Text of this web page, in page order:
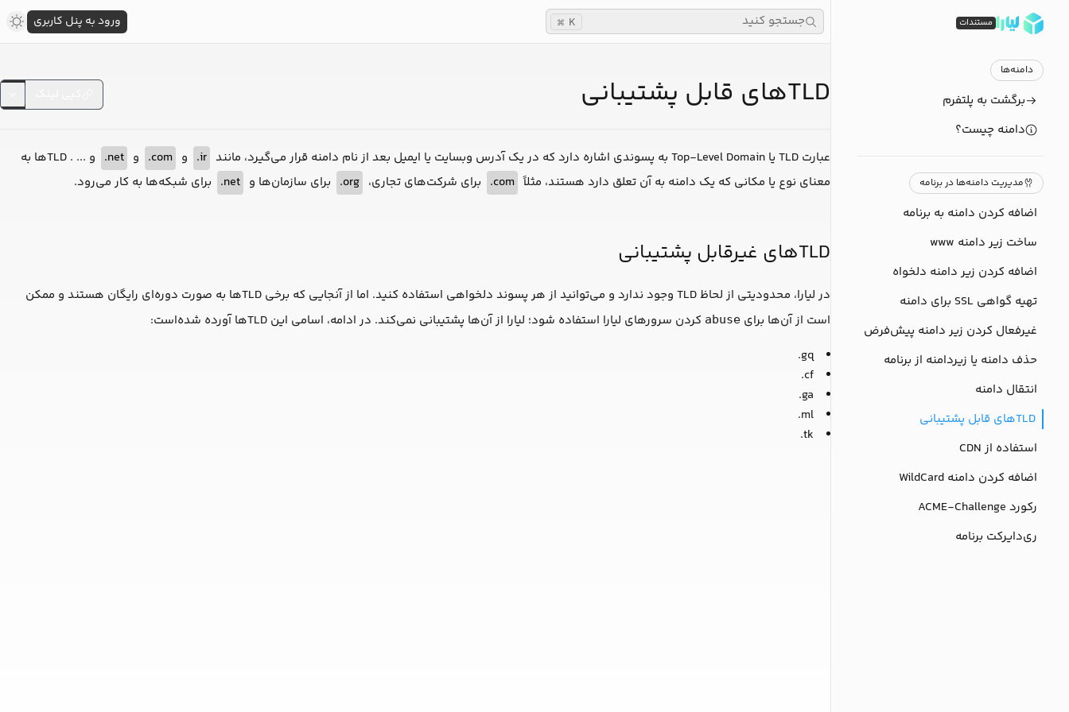
مستندات
دامنه‌ها
برگشت به پلتفرم
دامنه چیست؟
مدیریت دامنه‌ها در برنامه
اضافه کردن دامنه به برنامه
ساخت زیر دامنه www
اضافه کردن زیر دامنه دلخواه
تهیه گواهی SSL برای دامنه
غیرفعال کردن زیر دامنه پیش‌فرض
حذف دامنه یا زیردامنه از برنامه
انتقال دامنه
TLDهای قابل پشتیبانی
استفاده از CDN
اضافه کردن دامنه WildCard
رکورد ACME-Challenge
ری‌دایرکت برنامه
TLDهای قابل پشتیبانی
عبارت TLD یا Top-Level Domain به پسوندی اشاره دارد که در یک آدرس وبسایت یا ایمیل بعد از نام دامنه قرار می‌گیرد، مانند ir. و com. و net.
و ... . TLD‌ها به
معنای نوع یا مکانی که یک دامنه به آن تعلق دارد هستند، مثلاً com. برای شرکت‌های تجاری، org. برای سازمان‌ها و net. برای شبکه‌ها به کار می‌رود.
TLDهای غیرقابل پشتیبانی
در لیارا، محدودیتی از لحاظ TLD وجود ندارد و می‌توانید از هر پسوند دلخواهی استفاده کنید. اما از آنجایی که برخی TLDها به صورت دوره‌ای رایگان هستند و ممکن
است از آن‌ها برای abuse کردن سرورهای لیارا استفاده شود؛ لیارا از آن‌ها پشتیبانی نمی‌کند. در ادامه، اسامی این TLDها آورده شده‌است:
gq.
cf.
ga.
ml.
tk.
جستجو کنید K
⌘ ورود به پنل کاربری